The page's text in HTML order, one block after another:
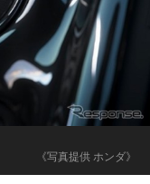
《写真提供 ホンダ》